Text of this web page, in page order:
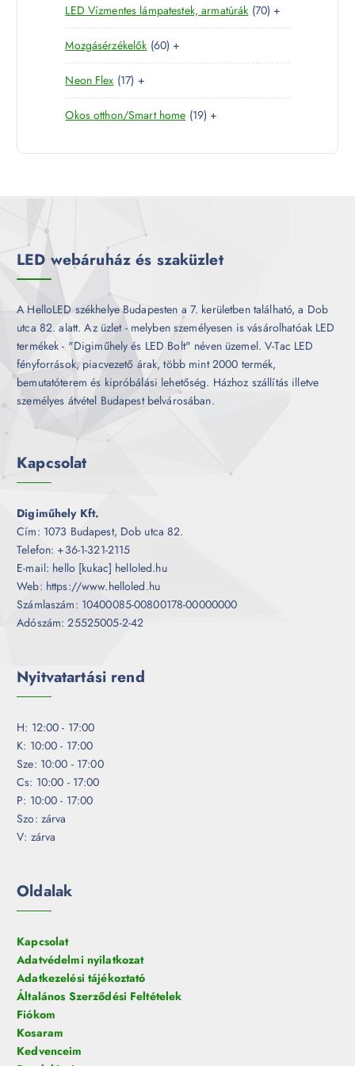
k
m
é
r
m
é
k
t
e
r
m
k
LED Vízmentes lámpatestek, armatúrák 707
0
e
m
+
Mozgásérzékelők 606
0
e
r
é
+
Neon Flex 171
7
t
r
+
Okos otthon/Smart home 191
t
+
LED webáruház és szaküzlet
A HelloLED székhelye Budapesten a 7. kerületben található, a Dob
utca 82. alatt. Az üzlet - melyben személyesen is vásárolhatóak LED
termékek - "Digiműhely és LED Bolt" néven üzemel. V-Tac LED
fényforrások, piacvezető árak, több mint 2000 termék,
bemutatóterem és kipróbálási lehetőség. Házhoz szállítás illetve
személyes átvétel Budapest belvárosában.
Kapcsolat
Digiműhely Kft.
Cím: 1073 Budapest, Dob utca 82.
Telefon: +36-1-321-2115
E-mail: hello [kukac] helloled.hu
Web: https://www.helloled.hu
Számlaszám: 10400085-00800178-00000000
Adószám: 25525005-2-42
Nyitvatartási rend
H: 12:00 - 17:00
K: 10:00 - 17:00
Sze: 10:00 - 17:00
Cs: 10:00 - 17:00
P: 10:00 - 17:00
Szo: zárva
V: zárva
Oldalak
Kapcsolat
Adatvédelmi nyilatkozat
Adatkezelési tájékoztató
Általános Szerződési Feltételek
Fiókom
Kosaram
Kedvenceim